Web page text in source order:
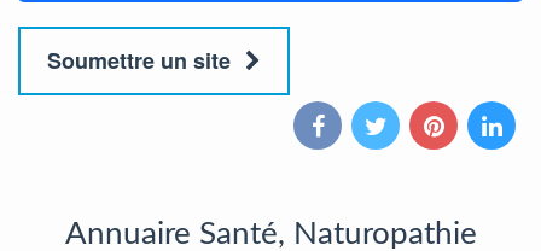
Soumettre un site
Annuaire Santé, Naturopathie